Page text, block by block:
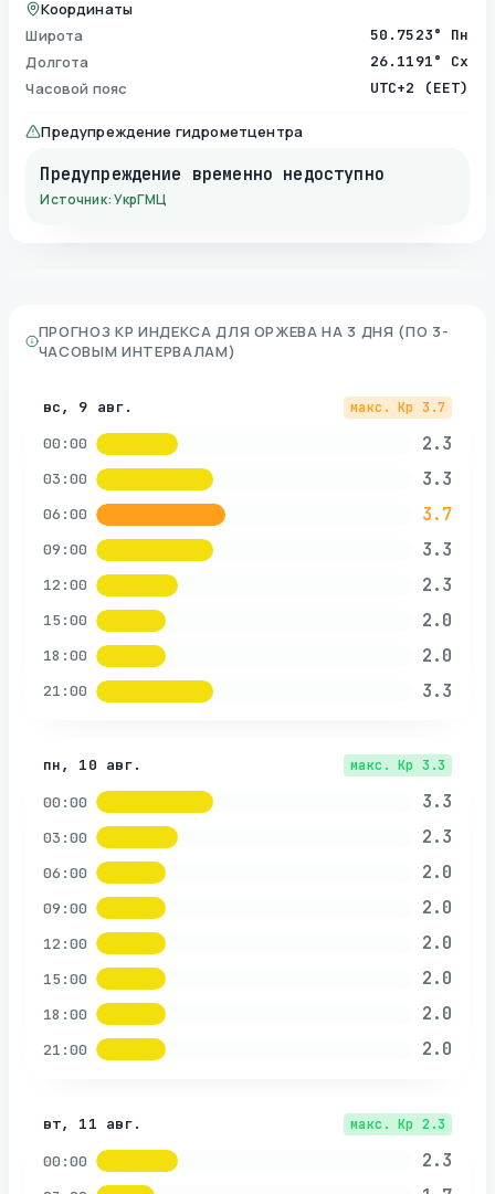
Координаты
Широта
50.7523° Пн
Долгота 26.1191° Сх
Часовой пояс UTC+2 (EET)
Предупреждение гидрометцентра
Предупреждение временно недоступно
Источник: УкрГМЦ
ПРОГНОЗ KP ИНДЕКСА ДЛЯ ОРЖЕВА НА 3 ДНЯ (ПО 3-
ЧАСОВЫМ ИНТЕРВАЛАМ)
вс, 9 авг. макс. Kp 3.7
00:00 2.3
03:00 3.3
06:00 3.7
09:00 3.3
12:00 2.3
15:00 2.0
18:00 2.0
21:00 3.3
пн, 10 авг. макс. Kp 3.3
00:00 3.3
03:00 2.3
06:00 2.0
09:00 2.0
12:00 2.0
15:00 2.0
18:00 2.0
21:00 2.0
вт, 11 авг. макс. Kp 2.3
00:00 2.3